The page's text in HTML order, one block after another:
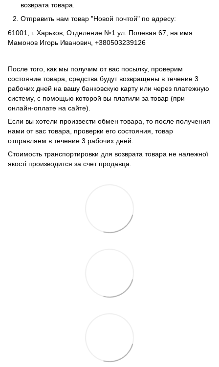
возврата товара.
Отправить нам товар "Новой почтой" по адресу:
61001, г. Харьков, Отделение №1 ул. Полевая 67, на имя
Мамонов Игорь Иванович, +380503239126
После того, как мы получим от вас посылку, проверим
состояние товара, средства будут возвращены в течение 3
рабочих дней на вашу банковскую карту или через платежную
систему, с помощью которой вы платили за товар (при
онлайн-оплате на сайте).
Если вы хотели произвести обмен товара, то после получения
нами от вас товара, проверки его состояния, товар
отправляем в течение 3 рабочих дней.
Стоимость транспортировки для возврата товара не належної
якості производится за счет продавца.